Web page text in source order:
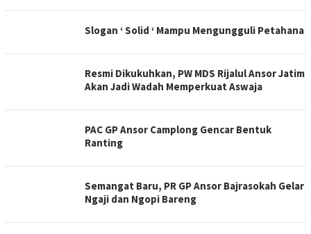
Slogan ‘ Solid ‘ Mampu Mengungguli Petahana
Resmi Dikukuhkan, PW MDS Rijalul Ansor Jatim
Akan Jadi Wadah Memperkuat Aswaja
PAC GP Ansor Camplong Gencar Bentuk
Ranting
Semangat Baru, PR GP Ansor Bajrasokah Gelar
Ngaji dan Ngopi Bareng